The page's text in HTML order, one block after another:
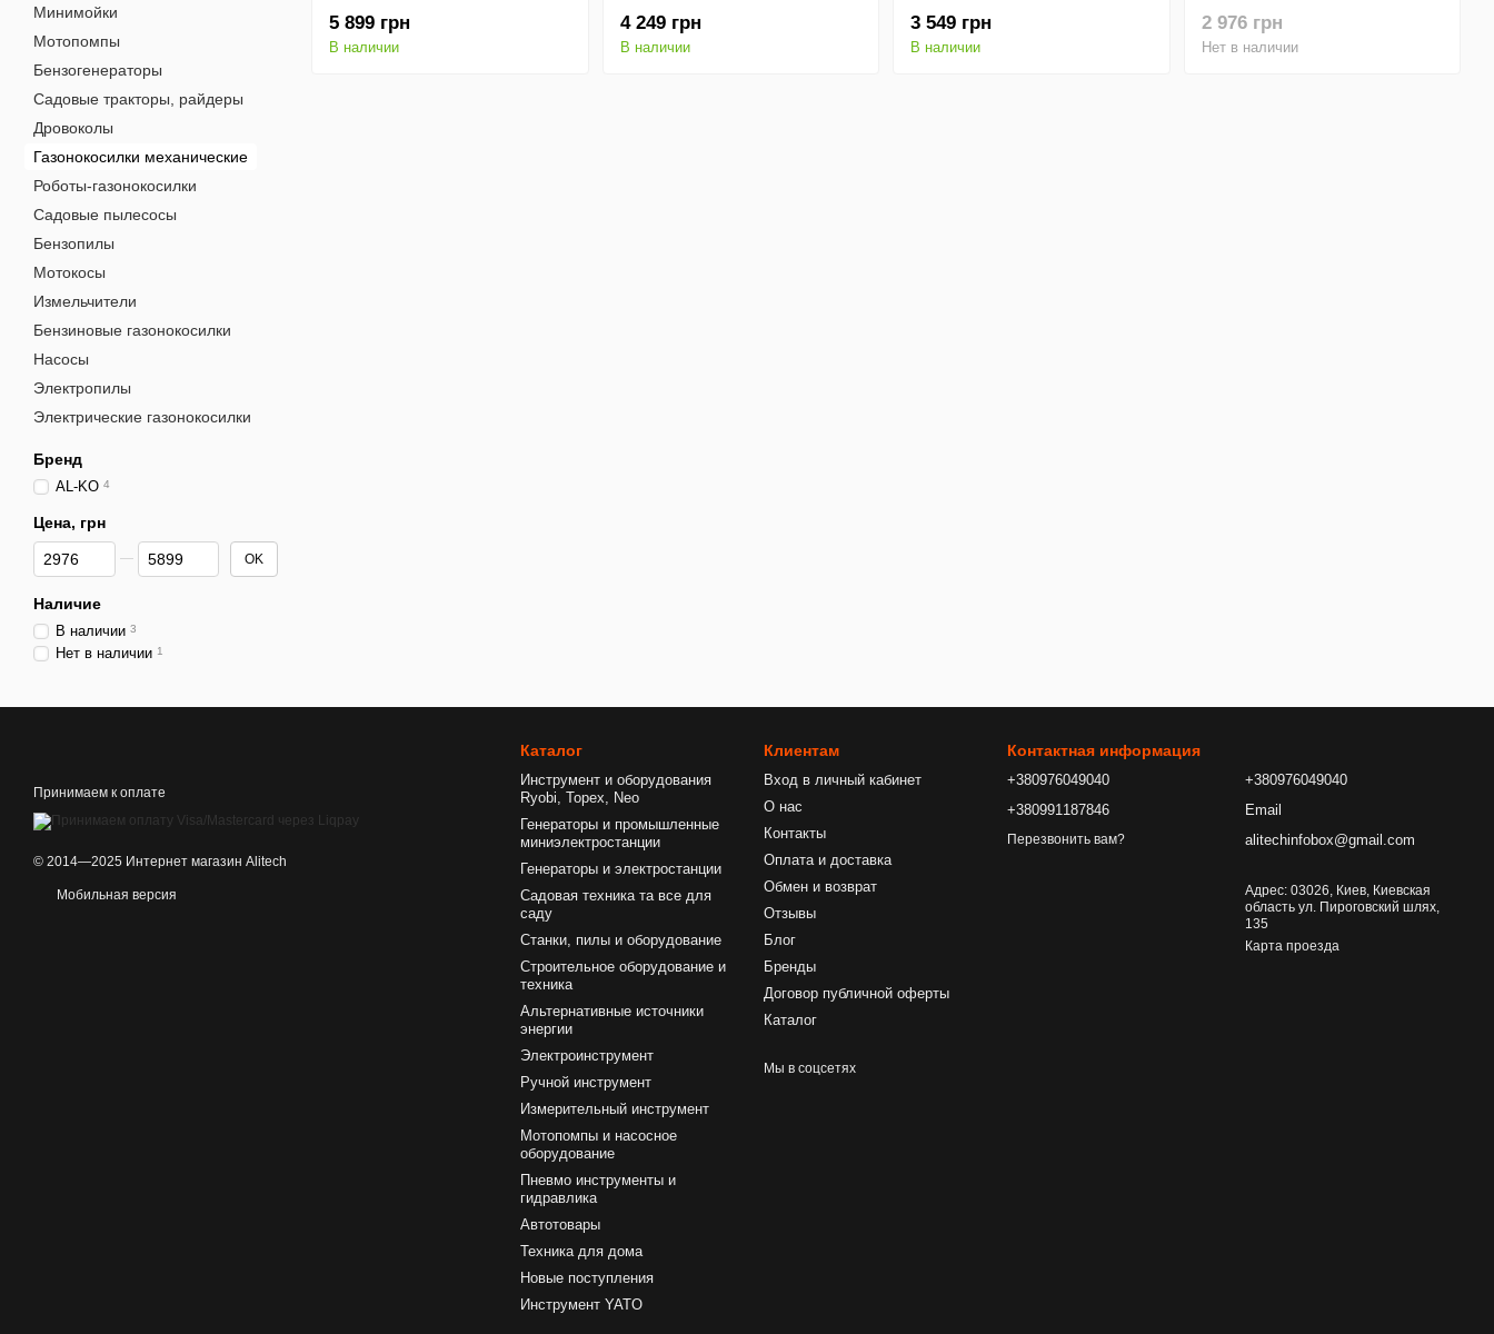
5 899 грн
В наличии
4 249 грн
В наличии
3 549 грн
В наличии
2 976 грн
Нет в наличии
Минимойки
Мотопомпы
Бензогенераторы
Садовые тракторы, райдеры
Дровоколы
Газонокосилки механические
Роботы-газонокосилки
Садовые пылесосы
Бензопилы
Мотокосы
Измельчители
Бензиновые газонокосилки
Насосы
Электропилы
Электрические газонокосилки
Бренд
AL-KO 4
Цена, грн
От Цена, грн
До Цена, грн OK
Наличие
В наличии 3
Нет в наличии 1
Принимаем к оплате
© 2014—2025 Интернет магазин Alitech
Мобильная версия
Каталог
Инструмент и оборудования
Ryobi, Topex, Neo
Генераторы и промышленные
миниэлектростанции
Генераторы и электростанции
Садовая техника та все для
саду
Станки, пилы и оборудование
Строительное оборудование и
техника
Альтернативные источники
энергии
Электроинструмент
Ручной инструмент
Измерительный инструмент
Мотопомпы и насосное
оборудование
Пневмо инструменты и
гидравлика
Автотовары
Техника для дома
Новые поступления
Инструмент YATO
Клиентам
Вход в личный кабинет
О нас
Контакты
Оплата и доставка
Обмен и возврат
Отзывы
Блог
Бренды
Договор публичной оферты
Каталог
Мы в соцсетях
Контактная информация
+380976049040
+380991187846
Перезвонить вам?
+380976049040
Email
alitechinfobox@gmail.com
Адрес: 03026, Киев, Киевская
область ул. Пироговский шлях,
135
Карта проезда